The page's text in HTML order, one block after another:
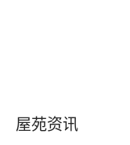
屋苑资讯